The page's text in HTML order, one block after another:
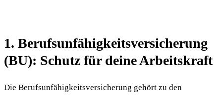
1. Berufsunfähigkeitsversicherung
(BU): Schutz für deine Arbeitskraft
Die Berufsunfähigkeitsversicherung gehört zu den